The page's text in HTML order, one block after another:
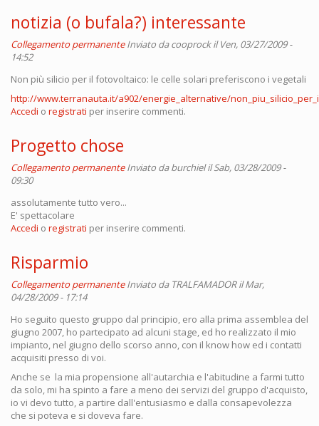
notizia (o bufala?) interessante
Collegamento permanente Inviato dacooprockil Ven, 03/27/2009 -
14:52
Non più silicio per il fotovoltaico: le celle solari preferiscono i vegetali
http://www.terranauta.it/a902/energie_alternative/
Accedi o registrati per inserire commenti.
Progetto chose
Collegamento permanente Inviato daburchielil Sab, 03/28/2009 -
09:30
assolutamente tutto vero...
E' spettacolare
Accedi o registrati per inserire commenti.
Risparmio
Collegamento permanente Inviato da TRALFAMADORil Mar,
04/28/2009 - 17:14
Ho seguito questo gruppo dal principio, ero alla prima assemblea del
giugno 2007, ho partecipato ad alcuni stage, ed ho realizzato il mio
impianto, nel giugno dello scorso anno, con il know how ed i contatti
acquisiti presso di voi.
Anche se la mia propensione all'autarchia e l'abitudine a farmi tutto
da solo, mi ha spinto a fare a meno dei servizi del gruppo d'acquisto,
io vi devo tutto, a partire dall'entusiasmo e dalla consapevolezza
che si poteva e si doveva fare.